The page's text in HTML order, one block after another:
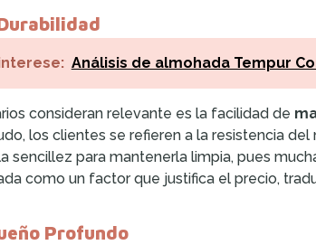
Análisis de almohada Tempur
consideran relevante es la facilidad de
los clientes se refieren a la resistencia
sencillez para mantenerla limpia, pues
como un factor que justifica el precio,
Profundo